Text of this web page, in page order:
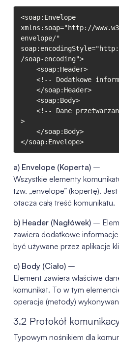
<soap:Envelope
xmlns:soap="http://
envelope/"
/soap-encoding">
>
</soap:Envelope>
a) Envelope (Koperta)–
Wszystkie elementy
tzw. „envelope” (kopertę).
otacza całą treść komunikatu.
b) Header (Nagłówek)–
zawiera dodatkowe
być używane przez aplikacje
c) Body (Ciało)–
Element zawiera właściwe
komunikat. To w tym
operacje (metody)
3.2 Protokół
Typowym nośnikiem dla